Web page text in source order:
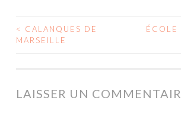
NAVIGATION
ARTICLES
<
CALANQUES DE
MARSEILLE
ÉCOLE
LAISSER UN